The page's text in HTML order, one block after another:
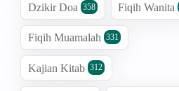
Dzikir Doa 358 Fiqih Wanita
Fiqih Muamalah 331
Kajian Kitab 312